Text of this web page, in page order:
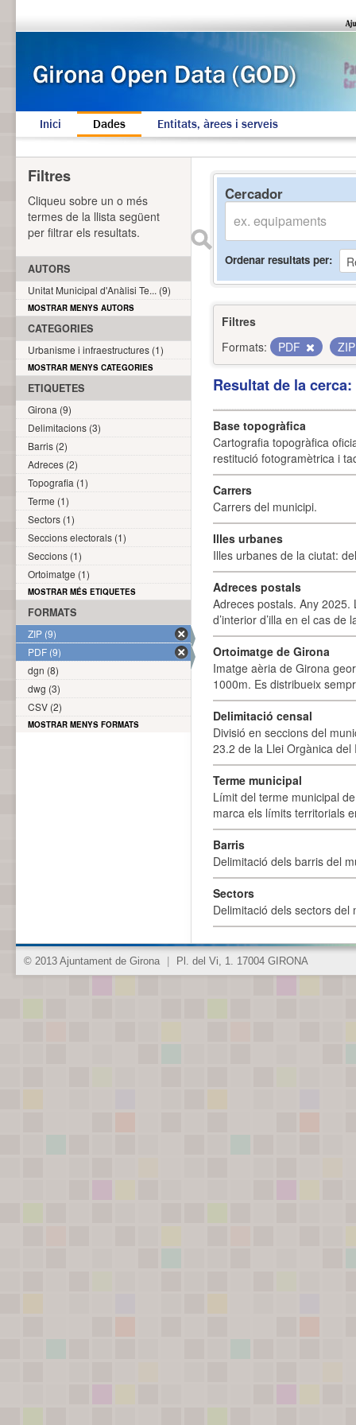
Inici Dades Entitats, àrees i serveis
Cercador
Ordenar resultats per
Filtres
Formats:
PDF
Resultat de la
Base topogràfica
Cartografia topogràfica
restitució fotogramètrica i
Carrers
Carrers del municipi.
Illes urbanes
Illes urbanes de la ciutat:
Adreces postals
Adreces postals. Any 2025.
d’interior d’illa en el cas
Ortoimatge de Girona
Imatge aèria de Girona
1000m. Es distribueix
Delimitació censal
Divisió en seccions del
23.2 de la Llei Orgànica
Terme municipal
Límit del terme municipal
marca els límits territorials
Barris
Delimitació dels barris del
Sectors
Delimitació dels sectors del
Filtres
Cliqueu sobre un o més
termes de la llista següent
per filtrar els resultats.
AUTORS
Unitat Municipal d'Anàlisi Te... (9)
MOSTRAR MENYS AUTORS
CATEGORIES
Urbanisme i infraestructures (1)
MOSTRAR MENYS CATEGORIES
ETIQUETES
Girona (9)
Delimitacions (3)
Barris (2)
Adreces (2)
Topografia (1)
Terme (1)
Sectors (1)
Seccions electorals (1)
Seccions (1)
Ortoimatge (1)
MOSTRAR MÉS ETIQUETES
FORMATS
ZIP (9)
PDF (9)
dgn (8)
dwg (3)
CSV (2)
MOSTRAR MENYS FORMATS
© 2013 Ajuntament de Girona Pl. del Vi, 1. 17004 GIRONA